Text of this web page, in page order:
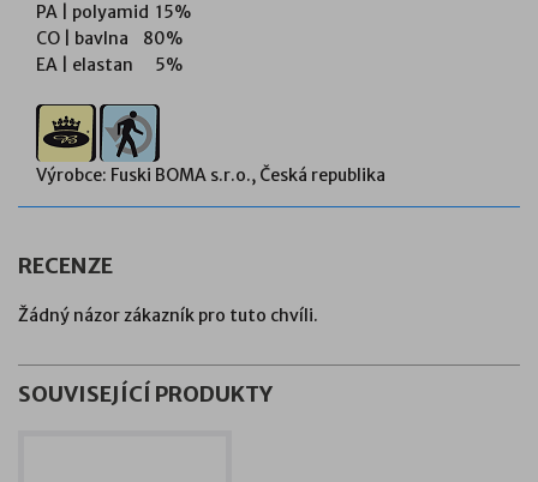
PA | polyamid 15%
CO | bavlna 80%
EA | elastan 5%
Výrobce: Fuski BOMA s.r.o., Česká republika
RECENZE
Žádný názor zákazník pro tuto chvíli.
SOUVISEJÍCÍ PRODUKTY